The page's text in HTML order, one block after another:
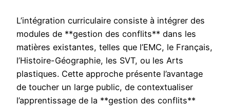
L’intégration curriculaire consiste à intégrer des
modules de **gestion des conflits** dans les
matières existantes, telles que l’EMC, le Français,
l’Histoire-Géographie, les SVT, ou les Arts
plastiques. Cette approche présente l’avantage
de toucher un large public, de contextualiser
l’apprentissage de la **gestion des conflits**